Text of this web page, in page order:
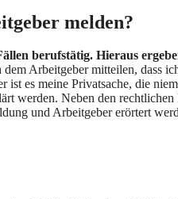
melden?
berufstätig. Hieraus
dem Arbeitgeber mitteilen, dass
es meine Privatsache, die
werden. Neben den rechtlichen
und Arbeitgeber erörtert